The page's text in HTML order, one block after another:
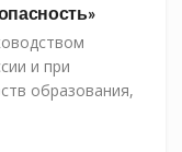
и при
образования,